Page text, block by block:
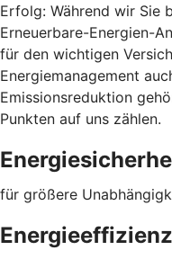
Erfolg: Während wir Sie
Erneuerbare-Energien-
für den wichtigen
Energiemanagement
Emissionsreduktion
Punkten auf uns zählen.
für größere